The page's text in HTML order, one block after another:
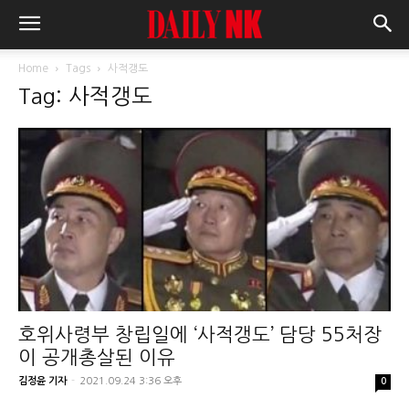
Home Tags 사적갱도
Tag: 사적갱도
호위사령부 창립일에 ‘사적갱도’ 담당 55처장
이 공개총살된 이유
김정윤 기자 - 2021.09.24 3:36 오후 0